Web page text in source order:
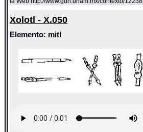
Xolotl - X.050
Elemento: mitl